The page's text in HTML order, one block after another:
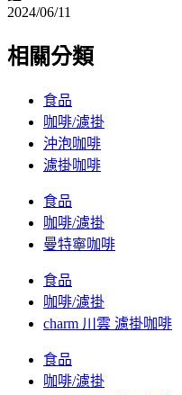
2024/06/11
相關分類
食品
咖啡/濾掛
沖泡咖啡
濾掛咖啡
食品
咖啡/濾掛
曼特寧咖啡
食品
咖啡/濾掛
charm 川雲 濾掛咖啡
食品
咖啡/濾掛